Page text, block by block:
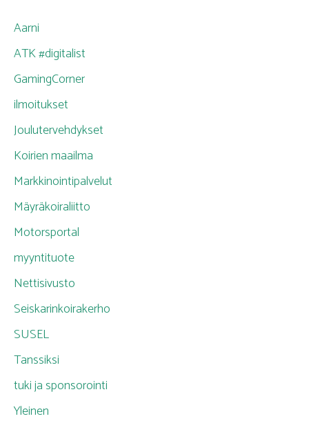
Aarni
ATK #digitalist
GamingCorner
ilmoitukset
Joulutervehdykset
Koirien maailma
Markkinointipalvelut
Mäyräkoiraliitto
Motorsportal
myyntituote
Nettisivusto
Seiskarinkoirakerho
SUSEL
Tanssiksi
tuki ja sponsorointi
Yleinen